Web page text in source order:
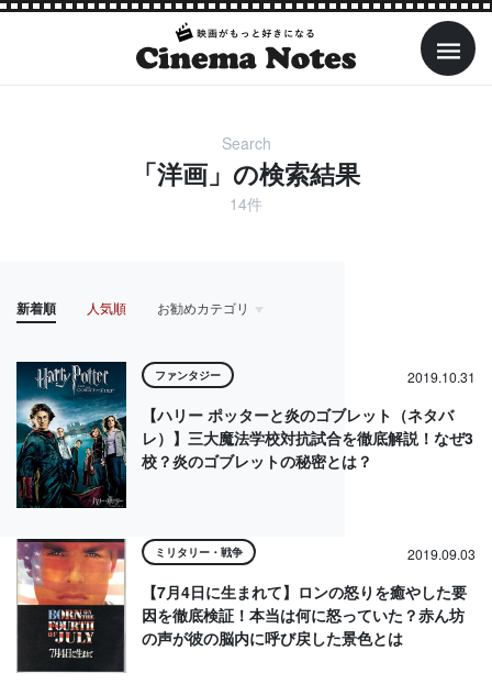
Search
「洋画」の検索結果
14件
新着順 人気順 お勧めカテゴリ
HOME
アイドル
アクション・アドベンチャー
アニメ
ファンタジー 2019.10.31
【ハリー ポッターと炎のゴブレット（ネタバ
レ）】三大魔法学校対抗試合を徹底解説！なぜ3
校？炎のゴブレットの秘密とは？
ミリタリー・戦争 2019.09.03
【7月4日に生まれて】ロンの怒りを癒やした要
因を徹底検証！本当は何に怒っていた？赤ん坊
の声が彼の脳内に呼び戻した景色とは